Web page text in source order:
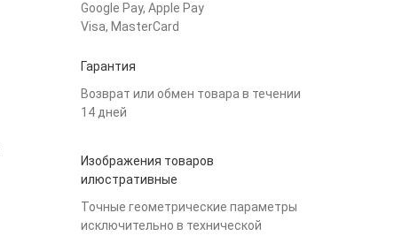
Google Pay, Apple Pay
Visa, MasterCard
Гарантия
Возврат или обмен товара в течении
14 дней
Изображения товаров
илюстративные
Точные геометрические параметры
исключительно в технической